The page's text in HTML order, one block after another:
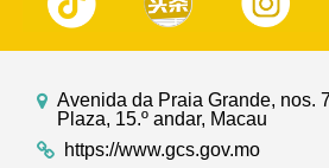
Avenida da Praia Grande, nos.
Plaza, 15.º andar, Macau
https://www.gcs.gov.mo